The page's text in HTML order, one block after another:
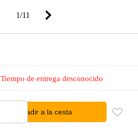
1/11
Tiempo de entrega desconocido
añadir a la cesta